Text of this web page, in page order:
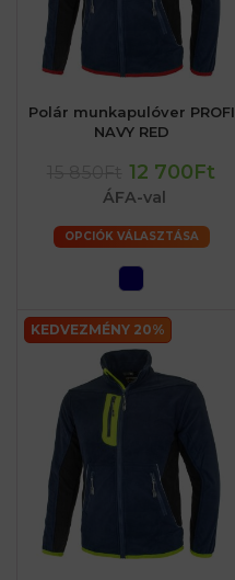
Polár munkapulóver PROFI
NAVY RED
12 700Ft
ÁFA-val
OPCIÓK VÁLASZTÁSA
KEDVEZMÉNY 20%